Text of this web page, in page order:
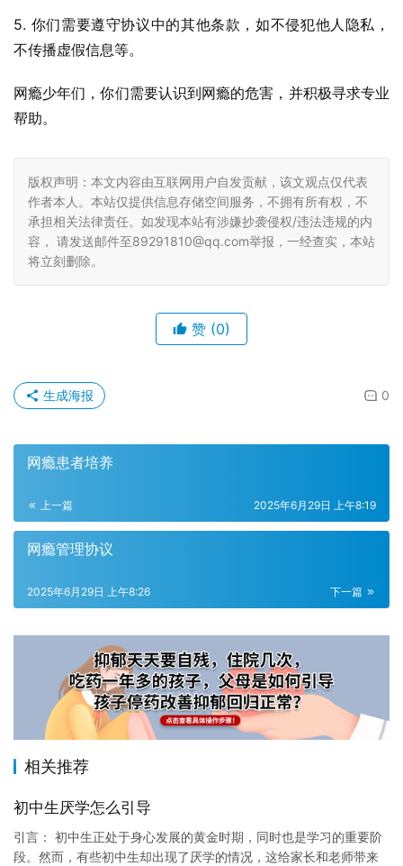
5. 你们需要遵守协议中的其他条款，如不侵犯他人隐私，
不传播虚假信息等。
网瘾少年们，你们需要认识到网瘾的危害，并积极寻求专业
帮助。
版权声明：本文内容由互联网用户自发贡献，该文观点仅代表
作者本人。本站仅提供信息存储空间服务，不拥有所有权，不
承担相关法律责任。如发现本站有涉嫌抄袭侵权/违法违规的内
容， 请发送邮件至89291810@qq.com举报，一经查实，本站
将立刻删除。
赞 (0)
0
生成海报
网瘾患者培养
上一篇 2025年6月29日 上午8:19
网瘾管理协议
下一篇
2025年6月29日 上午8:26
相关推荐
初中生厌学怎么引导
引言： 初中生正处于身心发展的黄金时期，同时也是学习的重要阶
段。然而，有些初中生却出现了厌学的情况，这给家长和老师带来